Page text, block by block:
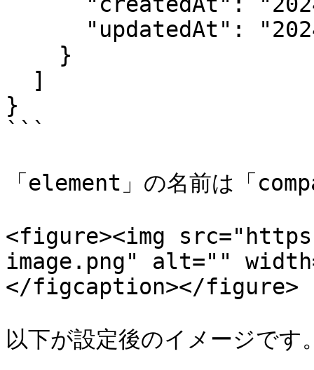
}
```
「element」の名前は「
<figure><img
image.png" alt=""
</figcaption></figure>
以下が設定後のイメージです